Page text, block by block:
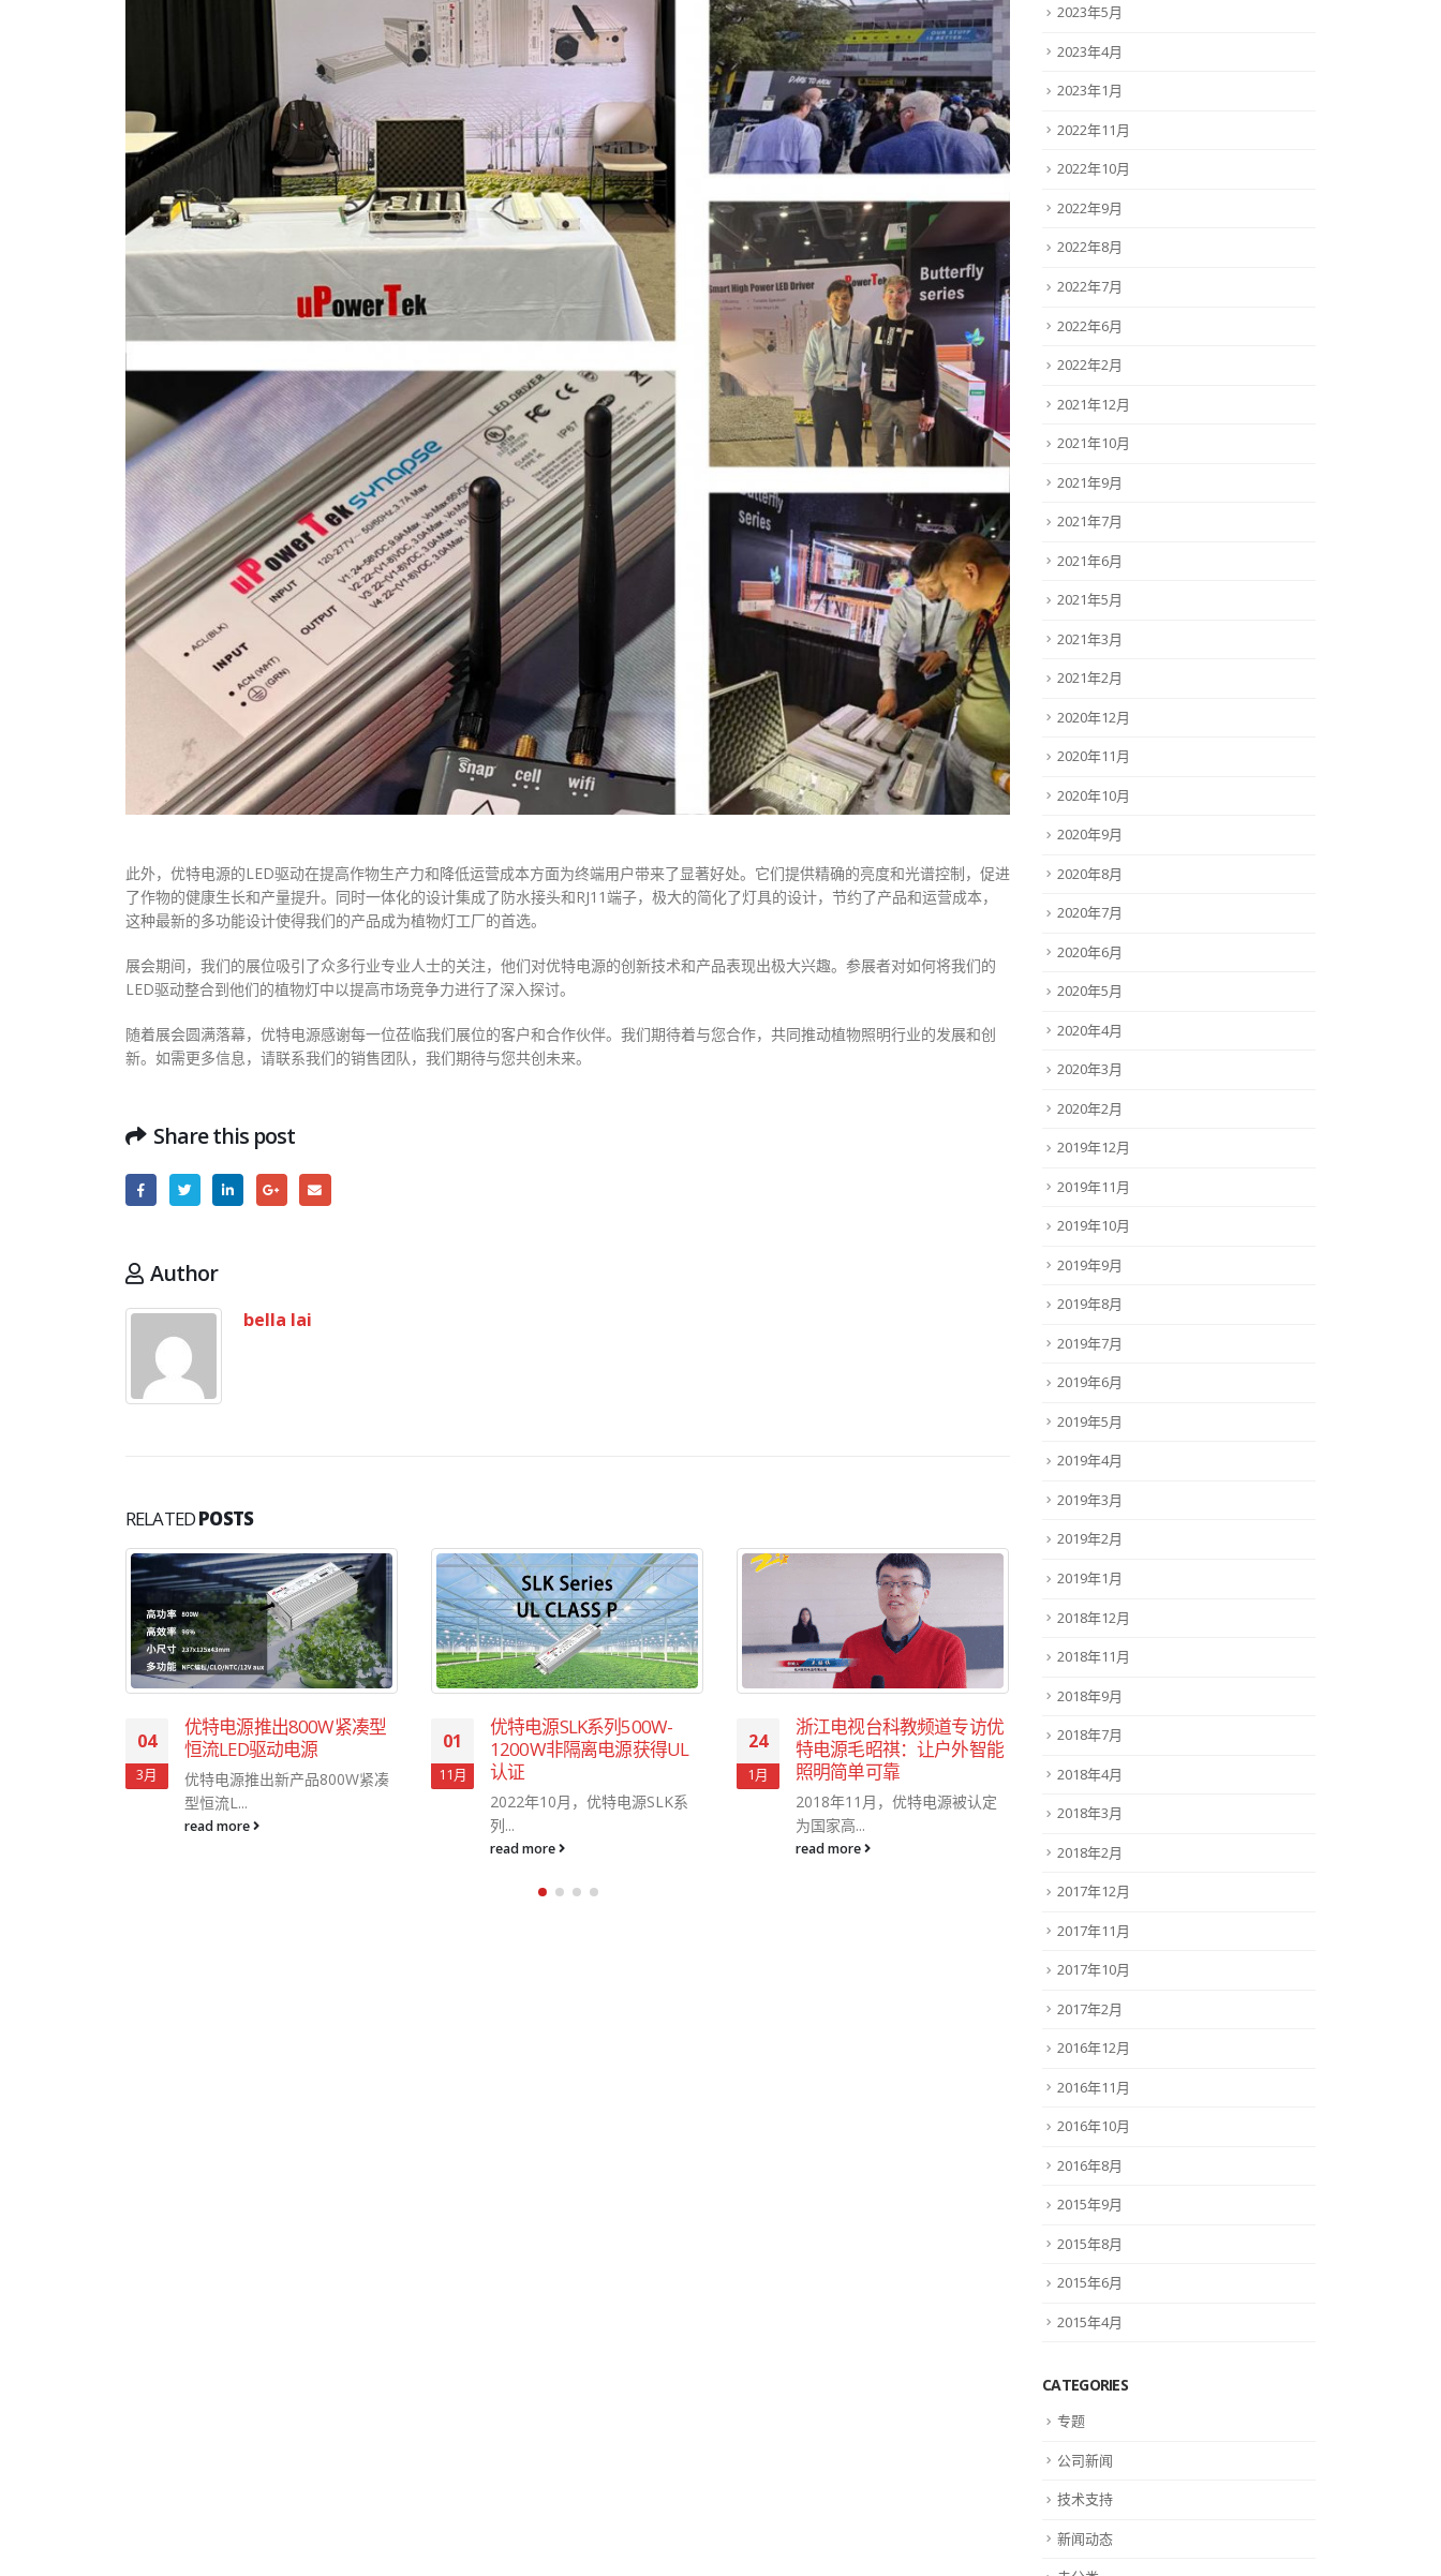
此外，优特电源的LED驱动在提高作物生产力和降低运营成本方面为终端用户带来了显著好处。它们提供精确的亮度和光谱控制，促进
了作物的健康生长和产量提升。同时一体化的设计集成了防水接头和RJ11端子，极大的简化了灯具的设计，节约了产品和运营成本，
这种最新的多功能设计使得我们的产品成为植物灯工厂的首选。
展会期间，我们的展位吸引了众多行业专业人士的关注，他们对优特电源的创新技术和产品表现出极大兴趣。参展者对如何将我们的
LED驱动整合到他们的植物灯中以提高市场竞争力进行了深入探讨。
随着展会圆满落幕，优特电源感谢每一位莅临我们展位的客户和合作伙伴。我们期待着与您合作，共同推动植物照明行业的发展和创
新。如需更多信息，请联系我们的销售团队，我们期待与您共创未来。
Share this post
Author
bella lai
RELATEDPOSTS
04
3月
优特电源推出800W紧凑型
恒流LED驱动电源
优特电源推出新产品800W紧凑
型恒流L...
read more
01
11月
优特电源SLK系列500W-
1200W非隔离电源获得UL
认证
2022年10月，优特电源SLK系
列...
read more
24
1月
浙江电视台科教频道专访优
特电源毛昭祺：让户外智能
照明简单可靠
2018年11月，优特电源被认定
为国家高...
read more
05
12月
优特电源亮相 MJBizCon
2025，展示新一代多路输出
植物灯驱动
响力...
read more
2023年5月
2023年4月
2023年1月
2022年11月
2022年10月
2022年9月
2022年8月
2022年7月
2022年6月
2022年2月
2021年12月
2021年10月
2021年9月
2021年7月
2021年6月
2021年5月
2021年3月
2021年2月
2020年12月
2020年11月
2020年10月
2020年9月
2020年8月
2020年7月
2020年6月
2020年5月
2020年4月
2020年3月
2020年2月
2019年12月
2019年11月
2019年10月
2019年9月
2019年8月
2019年7月
2019年6月
2019年5月
2019年4月
2019年3月
2019年2月
2019年1月
2018年12月
2018年11月
2018年9月
2018年7月
2018年4月
2018年3月
2018年2月
2017年12月
2017年11月
2017年10月
2017年2月
2016年12月
2016年11月
2016年10月
2016年8月
2015年9月
2015年8月
2015年6月
2015年4月
CATEGORIES
专题
公司新闻
技术支持
新闻动态